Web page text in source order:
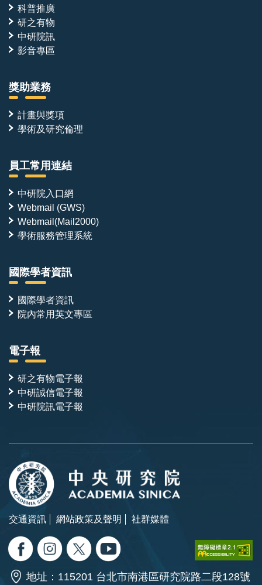
科普推廣
研之有物
中研院訊
影音專區
獎助業務
計畫與獎項
學術及研究倫理
員工常用連結
中研院入口網
Webmail (GWS)
Webmail(Mail2000)
學術服務管理系統
國際學者資訊
國際學者資訊
院內常用英文專區
電子報
研之有物電子報
中研誠信電子報
中研院訊電子報
交通資訊 網站政策及聲明 社群媒體
地址：115201 台北市南港區研究院路二段128號